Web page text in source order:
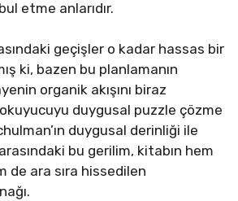
etme anlarıdır.
geçişler o kadar hassas bir
ki, bazen bu planlamanın
organik akışını biraz
duygusal puzzle çözme
duygusal derinliği ile
bu gerilim, kitabın hem
de ara sıra hissedilen